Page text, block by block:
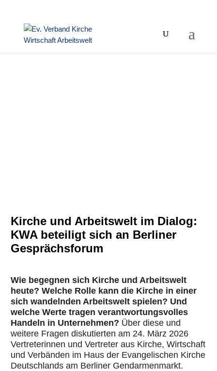
Kirche und Arbeitswelt im Dialog:
KWA beteiligt sich an Berliner
Gesprächsforum
Wie begegnen sich Kirche und Arbeits­welt
heute? Welche Rolle kann die Kirche in einer
sich wan­deln­den Arbeits­welt spielen? Und
welche Werte tragen ver­ant­wor­tungs­vol­les
Handeln in Unter­neh­men? Über diese und
weitere Fragen dis­ku­tier­ten am 24. März 2026
Ver­tre­te­rin­nen und Ver­tre­ter aus Kirche, Wirt­schaft
und Ver­bän­den im Haus der Evan­ge­li­schen Kirche
Deutsch­lands am Berliner Gen­dar­men­markt.